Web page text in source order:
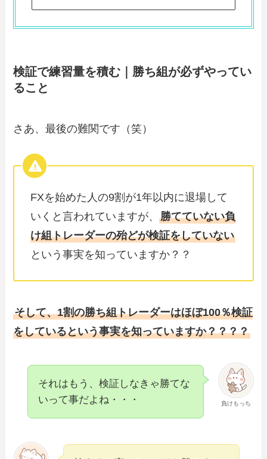
検証で練習量を積む｜勝ち組が必ずやってい
ること
さあ、最後の難関です（笑）
FXを始めた人の9割が1年以内に退場して
いくと言われていますが、勝てていない負
け組トレーダーの殆どが検証をしていない
という事実を知っていますか？？
そして、1割の勝ち組トレーダーはほぼ100％検証
をしているという事実を知っていますか？？？？
負けもっち
それはもう、検証しなきゃ勝てな
いって事だよね・・・